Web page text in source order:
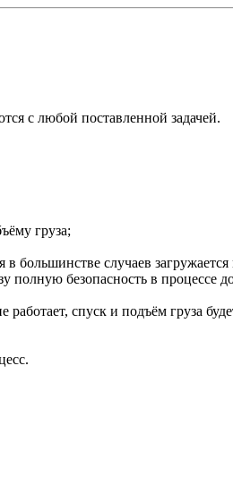
с любой поставленной задачей.
груза;
большинстве случаев загружается
полную безопасность в процессе
спуск и подъём груза